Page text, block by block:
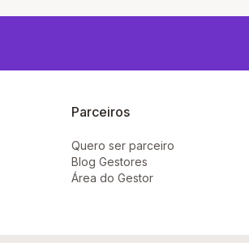
Parceiros
Quero ser parceiro
Blog Gestores
Área do Gestor